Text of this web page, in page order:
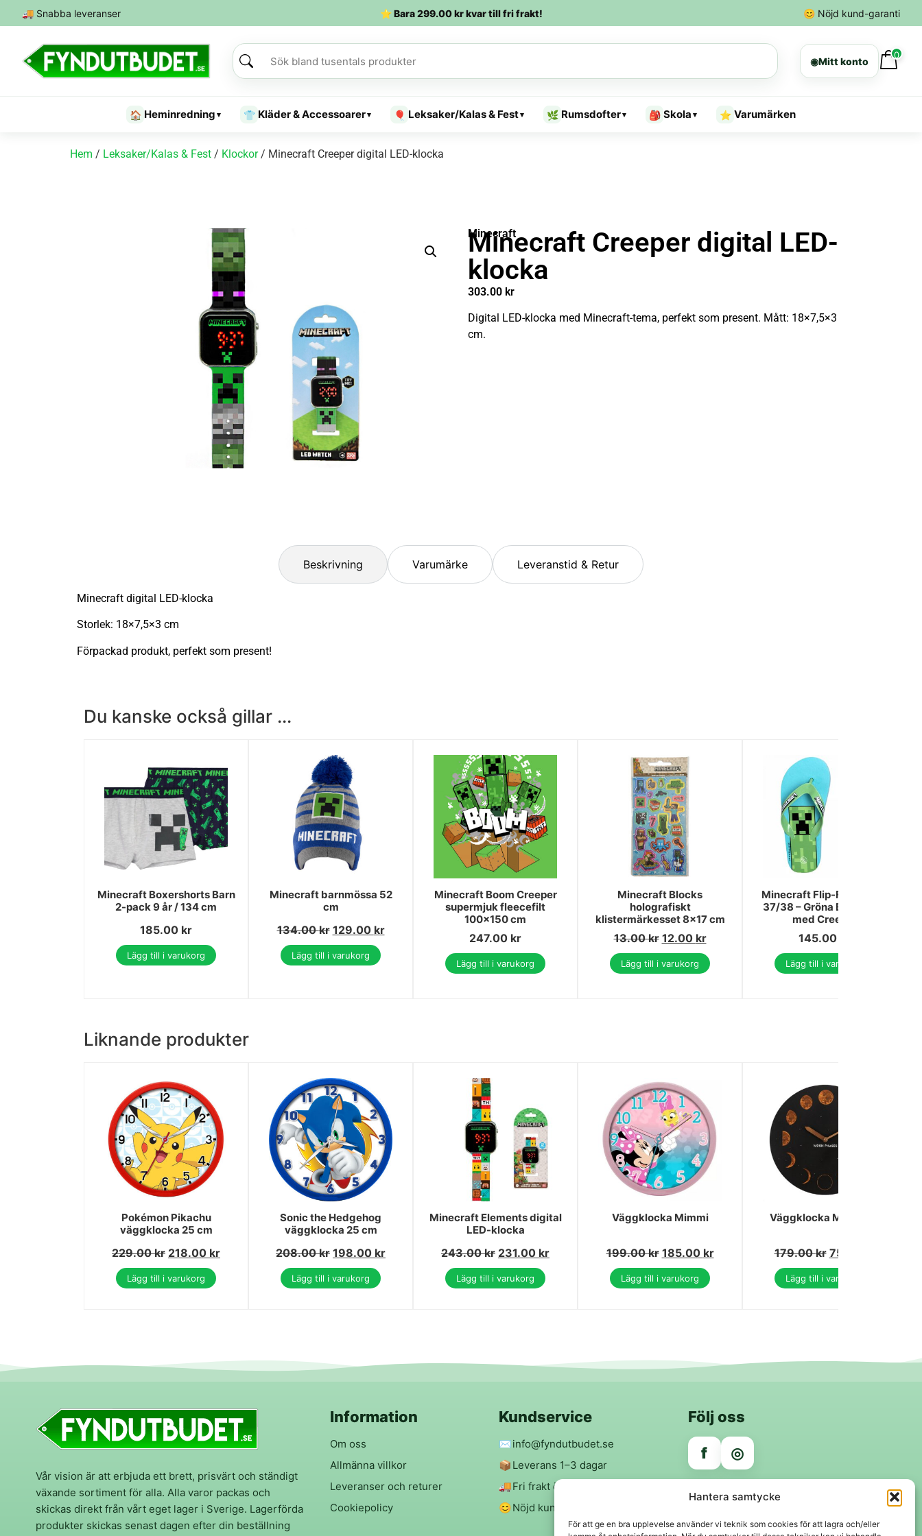
Hantera samtycke
För att ge en bra upplevelse använder vi teknik som cookies för att lagra och/eller
🚚 Snabba leveranser ⭐ Bara299.00krkvar till fri frakt! 😊 Nöjd kund-garanti
◉Mitt konto
0
🏠 Heminredning ▾ 👕 Kläder & Accessoarer▾ 🎈 Leksaker/Kalas & Fest▾ 🌿 Rumsdofter▾ 🎒 Skola ▾ ⭐ Varumärken
Hem / Leksaker/Kalas & Fest / Klockor/ Minecraft Creeper digital LED-klocka
Minecraft
Minecraft Creeper digital LED-
klocka
303.00 kr
Digital LED-klocka med Minecraft-tema, perfekt som present. Mått: 18×7,5×3
cm.
Beskrivning Varumärke Leveranstid & Retur
Minecraft digital LED-klocka
Storlek: 18×7,5×3 cm
Förpackad produkt, perfekt som present!
Du kanske också gillar ...
Minecraft Boxershorts Barn
2-pack 9 år / 134 cm
185.00 kr
Lägg till i varukorg
Minecraft barnmössa 52
cm
134.00kr 129.00 kr
Lägg till i varukorg
Minecraft Boom Creeper
supermjuk fleecefilt
100x150 cm
247.00 kr
Lägg till i varukorg
Minecraft Blocks
holografiskt
klistermärkesset 8x17 cm
13.00kr 12.00 kr
Lägg till i varukorg
Minecraft Flip-Flops Barn
37/38 – Gröna Badtofflor
med Creeper
145.00
Lägg till i varukorg
Liknande produkter
Pokémon Pikachu
väggklocka 25 cm
229.00kr 218.00 kr
Lägg till i varukorg
Sonic the Hedgehog
väggklocka 25 cm
208.00kr 198.00 kr
Lägg till i varukorg
Minecraft Elements digital
LED-klocka
243.00kr 231.00 kr
Lägg till i varukorg
Väggklocka Mimmi
199.00kr 185.00 kr
Lägg till i varukorg
Väggklocka Månfaser
179.00kr 75.00
Lägg till i varukorg
Vår vision är att erbjuda ett brett, prisvärt och ständigt
växande sortiment för alla. Alla varor packas och
skickas direkt från vårt eget lager i Sverige. Lagerförda
produkter skickas senast dagen efter din beställning
Information
Om oss
Allmänna villkor
Leveranser och returer
Cookiepolicy
Kundservice
✉️info@fyndutbudet.se
📦 Leverans 1–3 dagar
🚚Fri frakt över 299 kr
😊Nöjd kund-garanti
Följ oss
f ◎
Trygga betalningar
Klarna VISA Mastercard Swish